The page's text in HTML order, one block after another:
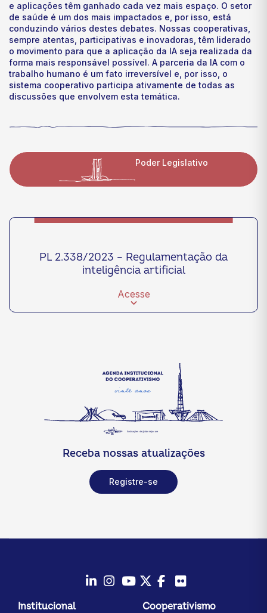
e aplicações têm ganhado cada vez mais espaço. O setor
de saúde é um dos mais impactados e, por isso, está
conduzindo vários destes debates. Nossas cooperativas,
sempre atentas, participativas e inovadoras, têm liderado
o movimento para que a aplicação da IA seja realizada da
forma mais responsável possível. A parceria da IA com o
trabalho humano é um fato irreversível e, por isso, o
sistema cooperativo participa ativamente de todas as
discussões que envolvem esta temática.
Poder Legislativo
PL 2.338/2023 – Regulamentação da
inteligência artificial
Acesse
Receba nossas atualizações
Registre-se
Instagram
YoutubeTwitter/X
Facebook
Institucional Cooperativismo